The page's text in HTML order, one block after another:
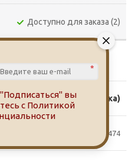
Доступно для заказа (2)
Мира 18 (д. Кисловка)
79528021474
*
вы
с Политикой